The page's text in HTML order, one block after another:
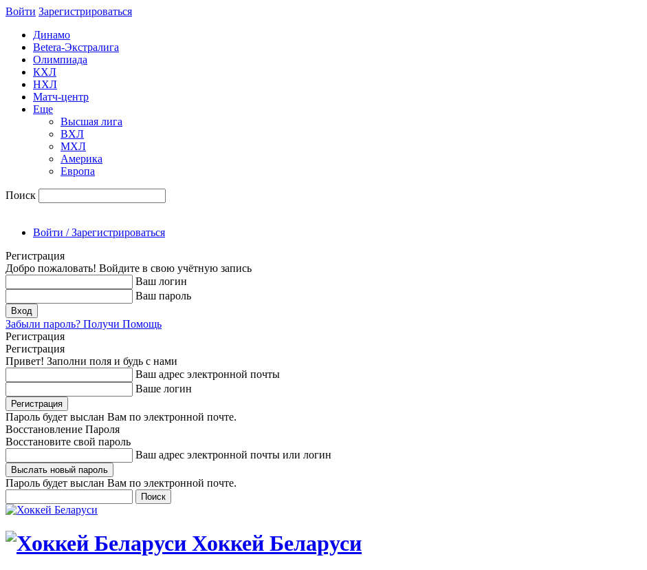
Войти Зарегиcтрироваться
Динамо
Betera-Экстралига
Олимпиада
КХЛ
НХЛ
Матч-центр
Еще
Высшая лига
ВХЛ
МХЛ
Америка
Европа
Поиск
Войти / Зарегистрироваться
Регистрация
Добро пожаловать! Войдите в свою учётную запись
Ваш логин
Ваш пароль
Забыли пароль? Получи Помощь
Регистрация
Регистрация
Привет! Заполни поля и будь с нами
Ваш адрес электронной почты
Ваше логин
Пароль будет выслан Вам по электронной почте.
Восстановление Пароля
Восстановите свой пароль
Ваш адрес электронной почты или логин
Пароль будет выслан Вам по электронной почте.
Хоккей Беларуси